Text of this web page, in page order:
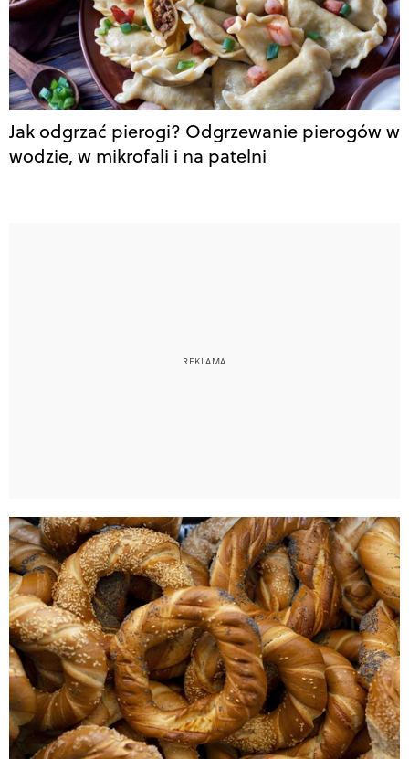
Jak odgrzać pierogi? Odgrzewanie pierogów w
wodzie, w mikrofali i na patelni